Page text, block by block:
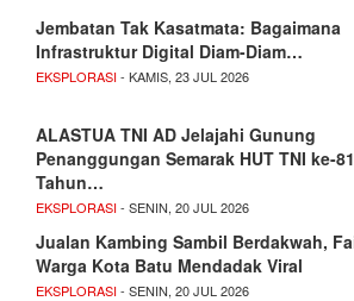
Jembatan Tak Kasatmata: Bagaimana
Infrastruktur Digital Diam-Diam…
EKSPLORASI- KAMIS, 23 JUL 2026
ALASTUA TNI AD Jelajahi Gunung
Penanggungan Semarak HUT TNI ke-81
Tahun…
EKSPLORASI- SENIN, 20 JUL 2026
Jualan Kambing Sambil Berdakwah,
Warga Kota Batu Mendadak Viral
EKSPLORASI- SENIN, 20 JUL 2026